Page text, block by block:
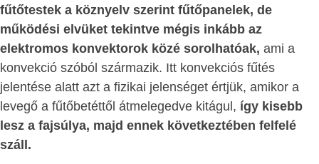
fűtőtestek a köznyelv szerint fűtőpanelek, de
működési elvüket tekintve mégis inkább az
elektromos konvektorok közé sorolhatóak, ami a
konvekció szóból származik. Itt konvekciós fűtés
jelentése alatt azt a fizikai jelenséget értjük, amikor a
levegő a fűtőbetéttől átmelegedve kitágul, így kisebb
lesz a fajsúlya, majd ennek következtében felfelé
száll.